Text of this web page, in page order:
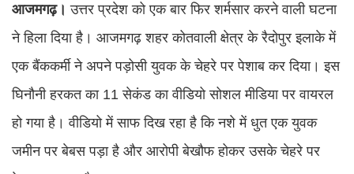
आजमगढ़। उत्तर प्रदेश को एक बार फिर शर्मसार करने वाली घटना
ने हिला दिया है। आजमगढ़ शहर कोतवाली क्षेत्र के रैदोपुर इलाके में
एक बैंककर्मी ने अपने पड़ोसी युवक के चेहरे पर पेशाब कर दिया। इस
घिनौनी हरकत का 11 सेकंड का वीडियो सोशल मीडिया पर वायरल
हो गया है। वीडियो में साफ दिख रहा है कि नशे में धुत एक युवक
जमीन पर बेबस पड़ा है और आरोपी बेखौफ होकर उसके चेहरे पर